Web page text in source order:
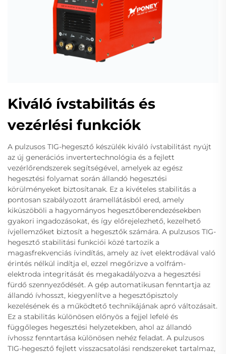
Kiváló ívstabilitás és
vezérlési funkciók
A pulzusos TIG-hegesztő készülék kiváló ívstabilitást nyújt
az új generációs invertertechnológia és a fejlett
vezérlőrendszerek segítségével, amelyek az egész
hegesztési folyamat során állandó hegesztési
körülményeket biztosítanak. Ez a kivételes stabilitás a
pontosan szabályozott áramellátásból ered, amely
kiküszöböli a hagyományos hegesztőberendezésekben
gyakori ingadozásokat, és így előrejelezhető, kezelhető
ívjellemzőket biztosít a hegesztők számára. A pulzusos TIG-
hegesztő stabilitási funkciói közé tartozik a
magasfrekvenciás ívindítás, amely az ívet elektrodával való
érintés nélkül indítja el, ezzel megőrizve a volfrám-
elektroda integritását és megakadályozva a hegesztési
fürdő szennyeződését. A gép automatikusan fenntartja az
állandó ívhosszt, kiegyenlítve a hegesztőpisztoly
kezelésének és a működtető technikájának apró változásait.
Ez a stabilitás különösen előnyös a fejjel lefelé és
függőleges hegesztési helyzetekben, ahol az állandó
ívhossz fenntartása különösen nehéz feladat. A pulzusos
TIG-hegesztő fejlett visszacsatolási rendszereket tartalmaz,